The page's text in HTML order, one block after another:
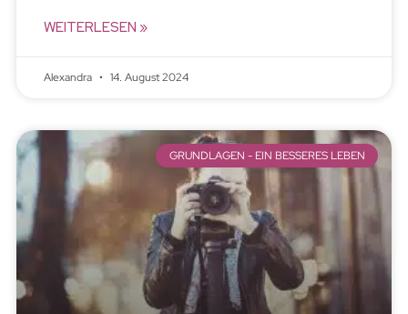
WEITERLESEN »
Alexandra 14. August 2024
GRUNDLAGEN - EIN BESSERES LEBEN